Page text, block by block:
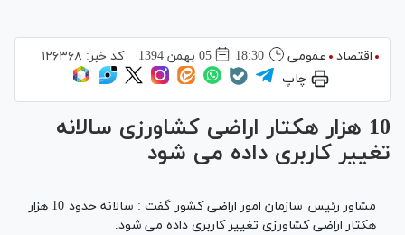
اقتصاد عمومی 18:30 05 بهمن 1394 کد خبر: ۱۲۶۳۶۸
چاپ
10 هزار هکتار اراضی کشاورزی سالانه
تغییر کاربری داده می شود
مشاور رئیس سازمان امور اراضی کشور گفت : سالانه حدود 10 هزار
هکتار اراضی کشاورزی تغییر کاربری داده می شود.